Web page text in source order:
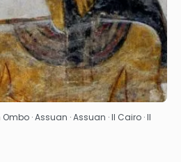
Vedere· Assuan · Assuan · Il Cairo · Il